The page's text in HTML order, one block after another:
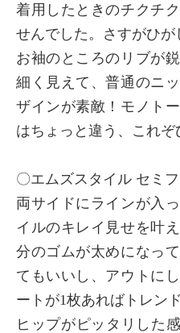
着用したときのチクチ
せんでした。さすがひが
お袖のところのリブが
細く見えて、普通のニ
ザインが素敵！モノト
はちょっと違う、これぞ
〇エムズスタイル セミ
両サイドにラインが入
イルのキレイ見せを叶
分のゴムが太めになっ
てもいいし、アウトに
ートが1枚あればトレン
ヒップがピッタリした